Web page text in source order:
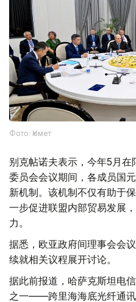
Фото: Үкімет
别克帖诺夫表示，今年5月
委员会会议期间，各成员国
新机制。该机制不仅有助于
一步促进联盟内部贸易发展
力。
据悉，欧亚政府间理事会会
续就相关议程展开讨论。
据此前报道，哈萨克斯坦电
之一——跨里海海底光纤通讯